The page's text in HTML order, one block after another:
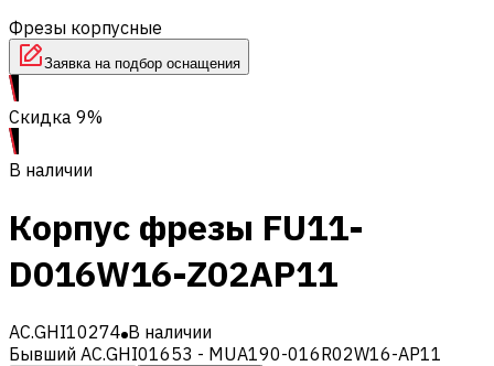
Фрезы корпусные
Заявка на подбор оснащения
Скидка 9%
В наличии
Корпус фрезы FU11-
D016W16-Z02AP11
AC.GHI10274 В наличии
Бывший AC.GHI01653 - MUA190-016R02W16-AP11